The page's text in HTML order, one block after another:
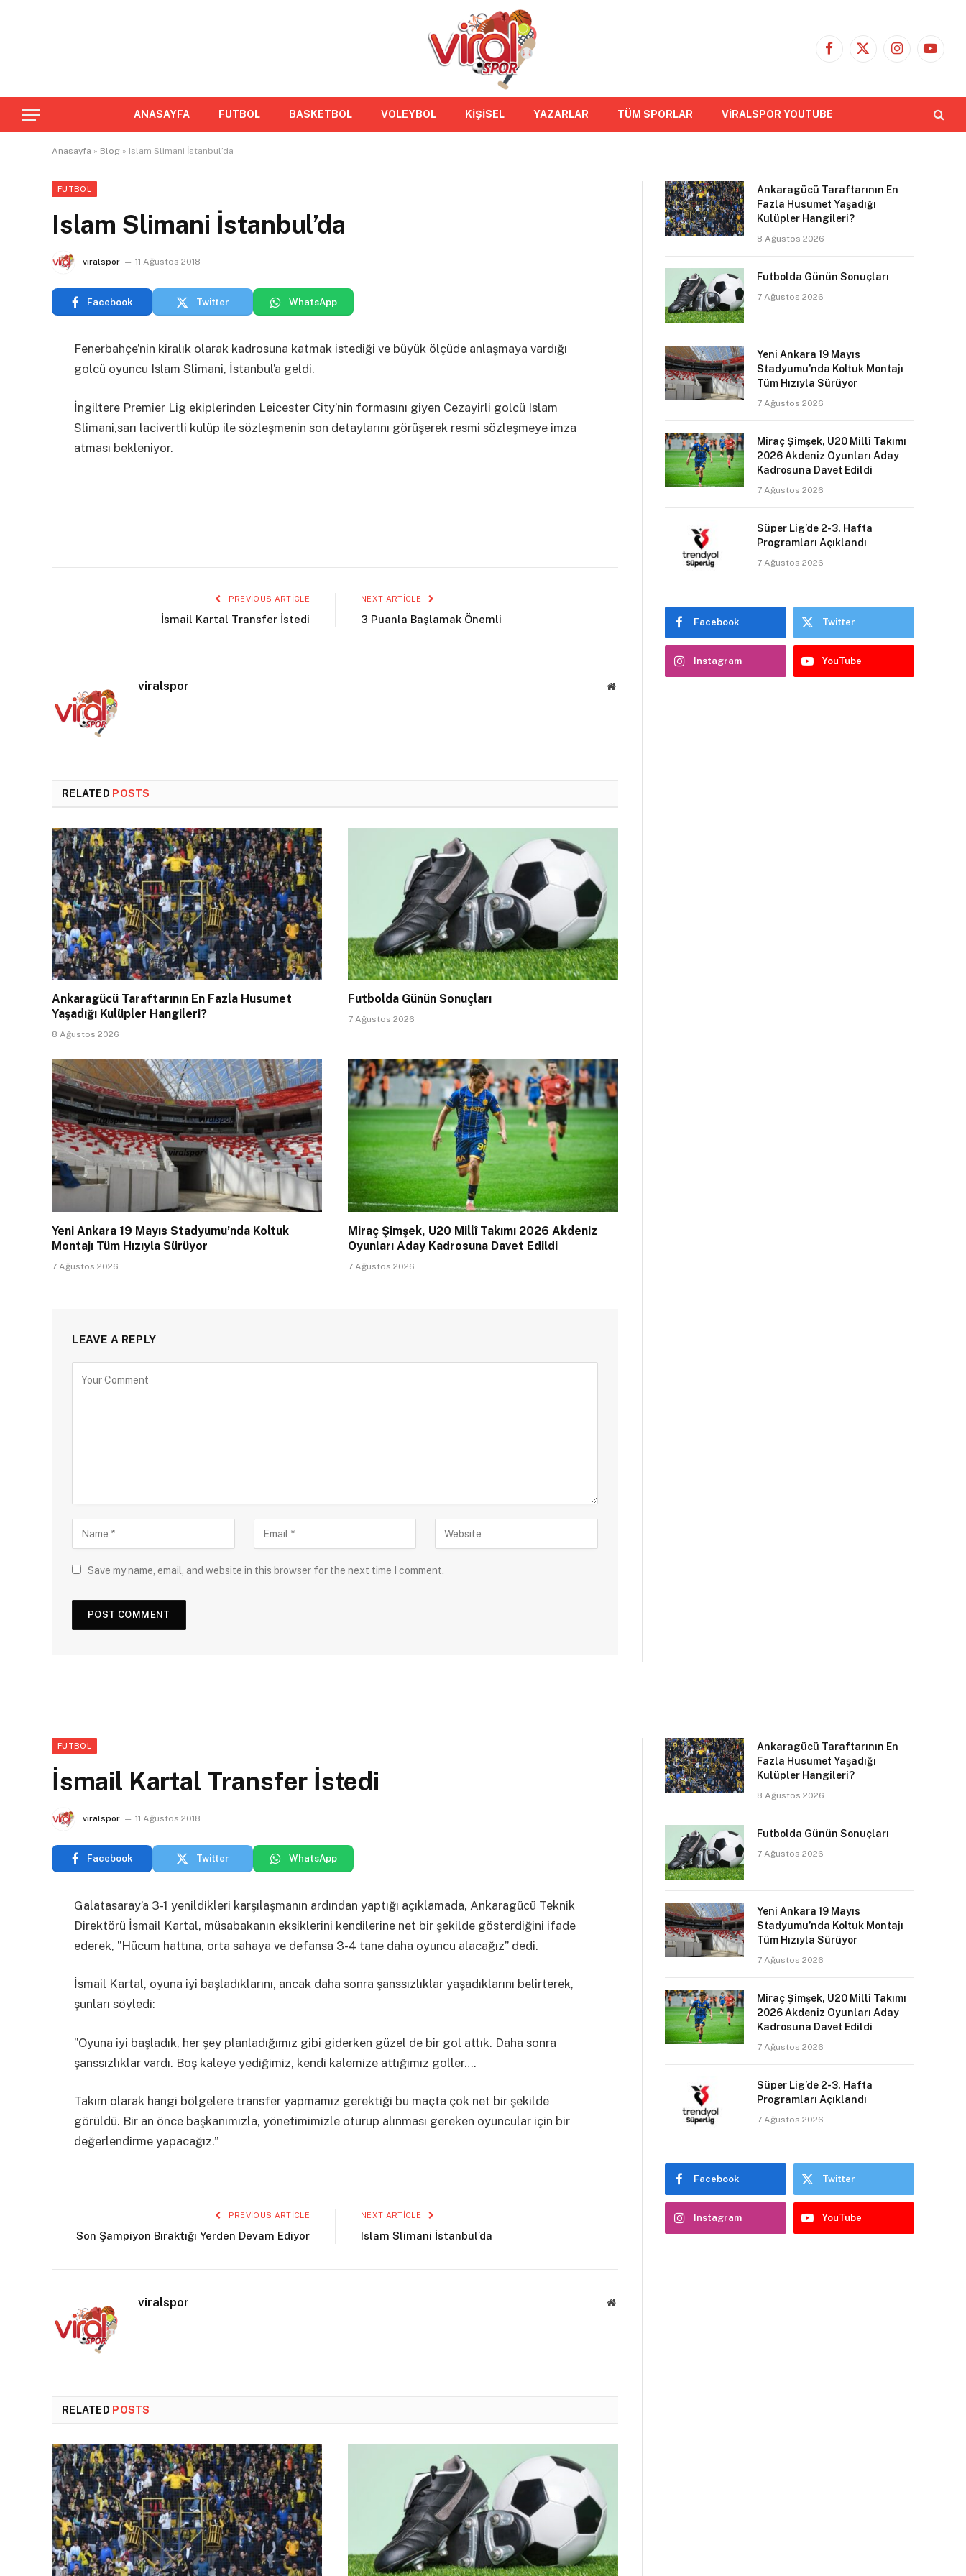
Facebook
X
Instagram
ANASAYFA FUTBOL BASKETBOL VOLEYBOL KİŞİSEL YAZARLAR TÜM SPORLAR VİRALSPOR YOUTUBE
Anasayfa » Blog » Islam Slimani İstanbul’da
FUTBOL
Islam Slimani İstanbul’da
viralspor 11 Ağustos 2018
Facebook Twitter WhatsApp
Fenerbahçe’nin kiralık olarak kadrosuna katmak istediği ve büyük ölçüde anlaşmaya vardığı
golcü oyuncu Islam Slimani, İstanbul’a geldi.
İngiltere Premier Lig ekiplerinden Leicester City’nin formasını giyen Cezayirli golcü Islam
Slimani,sarı lacivertli kulüp ile sözleşmenin son detaylarını görüşerek resmi sözleşmeye imza
atması bekleniyor.
PREVIOUS ARTICLE
İsmail Kartal Transfer İstedi
NEXT ARTICLE
3 Puanla Başlamak Önemli
viralspor Website
RELATED POSTS
Ankaragücü Taraftarının En Fazla Husumet
Yaşadığı Kulüpler Hangileri?
8 Ağustos 2026
Futbolda Günün Sonuçları
7 Ağustos 2026
Yeni Ankara 19 Mayıs Stadyumu’nda Koltuk
Montajı Tüm Hızıyla Sürüyor
7 Ağustos 2026
Miraç Şimşek, U20 Millî Takımı 2026 Akdeniz
Oyunları Aday Kadrosuna Davet Edildi
7 Ağustos 2026
LEAVE A REPLY
Save my name, email, and website in this browser for the next time I comment.
Ankaragücü Taraftarının En
Fazla Husumet Yaşadığı
Kulüpler Hangileri?
8 Ağustos 2026
Futbolda Günün Sonuçları
7 Ağustos 2026
Yeni Ankara 19 Mayıs
Stadyumu’nda Koltuk Montajı
Tüm Hızıyla Sürüyor
7 Ağustos 2026
Miraç Şimşek, U20 Millî Takımı
2026 Akdeniz Oyunları Aday
Kadrosuna Davet Edildi
7 Ağustos 2026
Süper Lig’de 2-3. Hafta
Programları Açıklandı
7 Ağustos 2026
Facebook Twitter
Instagram YouTube
FUTBOL
İsmail Kartal Transfer İstedi
viralspor 11 Ağustos 2018
Facebook Twitter WhatsApp
Galatasaray’a 3-1 yenildikleri karşılaşmanın ardından yaptığı açıklamada, Ankaragücü Teknik
Direktörü İsmail Kartal, müsabakanın eksiklerini kendilerine net bir şekilde gösterdiğini ifade
ederek, ”Hücum hattına, orta sahaya ve defansa 3-4 tane daha oyuncu alacağız” dedi.
İsmail Kartal, oyuna iyi başladıklarını, ancak daha sonra şanssızlıklar yaşadıklarını belirterek,
şunları söyledi:
”Oyuna iyi başladık, her şey planladığımız gibi giderken güzel de bir gol attık. Daha sonra
şanssızlıklar vardı. Boş kaleye yediğimiz, kendi kalemize attığımız goller….
Takım olarak hangi bölgelere transfer yapmamız gerektiği bu maçta çok net bir şekilde
görüldü. Bir an önce başkanımızla, yönetimimizle oturup alınması gereken oyuncular için bir
değerlendirme yapacağız.”
PREVIOUS ARTICLE
Son Şampiyon Bıraktığı Yerden Devam Ediyor
NEXT ARTICLE
Islam Slimani İstanbul’da
viralspor Website
RELATED POSTS
Ankaragücü Taraftarının En
Fazla Husumet Yaşadığı
Kulüpler Hangileri?
8 Ağustos 2026
Futbolda Günün Sonuçları
7 Ağustos 2026
Yeni Ankara 19 Mayıs
Stadyumu’nda Koltuk Montajı
Tüm Hızıyla Sürüyor
7 Ağustos 2026
Miraç Şimşek, U20 Millî Takımı
2026 Akdeniz Oyunları Aday
Kadrosuna Davet Edildi
7 Ağustos 2026
Süper Lig’de 2-3. Hafta
Programları Açıklandı
7 Ağustos 2026
Facebook Twitter
Instagram YouTube